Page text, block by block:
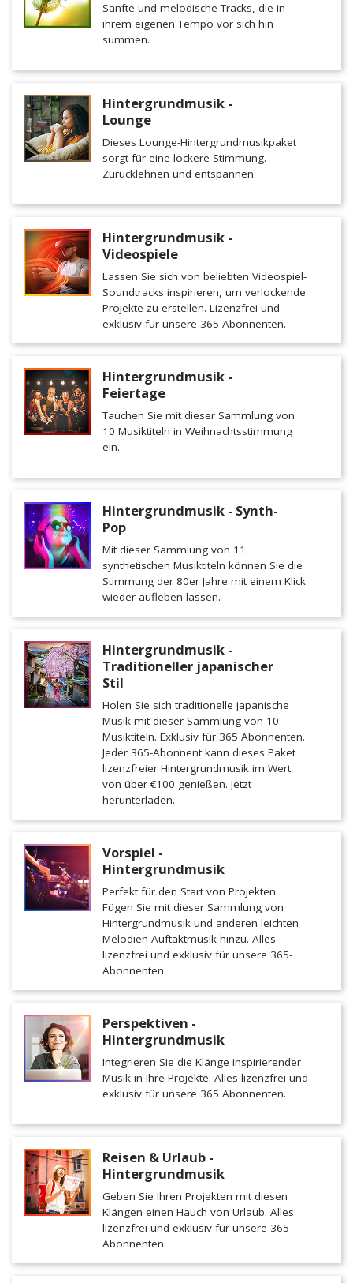
Sanfte und melodische Tracks, die in
ihrem eigenen Tempo vor sich hin
summen.
Hintergrundmusik -
Lounge
Dieses Lounge-Hintergrundmusikpaket
sorgt für eine lockere Stimmung.
Zurücklehnen und entspannen.
Hintergrundmusik -
Videospiele
Lassen Sie sich von beliebten Videospiel-
Soundtracks inspirieren, um verlockende
Projekte zu erstellen. Lizenzfrei und
exklusiv für unsere 365-Abonnenten.
Hintergrundmusik -
Feiertage
Tauchen Sie mit dieser Sammlung von
10 Musiktiteln in Weihnachtsstimmung
ein.
Hintergrundmusik - Synth-
Pop
Mit dieser Sammlung von 11
synthetischen Musiktiteln können Sie die
Stimmung der 80er Jahre mit einem Klick
wieder aufleben lassen.
Hintergrundmusik -
Traditioneller japanischer
Stil
Holen Sie sich traditionelle japanische
Musik mit dieser Sammlung von 10
Musiktiteln. Exklusiv für 365 Abonnenten.
Jeder 365-Abonnent kann dieses Paket
lizenzfreier Hintergrundmusik im Wert
von über €100 genießen. Jetzt
herunterladen.
Vorspiel -
Hintergrundmusik
Perfekt für den Start von Projekten.
Fügen Sie mit dieser Sammlung von
Hintergrundmusik und anderen leichten
Melodien Auftaktmusik hinzu. Alles
lizenzfrei und exklusiv für unsere 365-
Abonnenten.
Perspektiven -
Hintergrundmusik
Integrieren Sie die Klänge inspirierender
Musik in Ihre Projekte. Alles lizenzfrei und
exklusiv für unsere 365 Abonnenten.
Reisen & Urlaub -
Hintergrundmusik
Geben Sie Ihren Projekten mit diesen
Klängen einen Hauch von Urlaub. Alles
lizenzfrei und exklusiv für unsere 365
Abonnenten.